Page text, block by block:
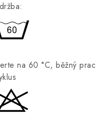
na 60 °C, běžný